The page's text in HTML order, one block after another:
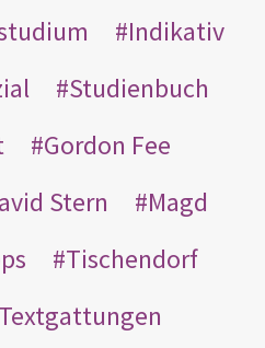
Indikativ
Studienbuch
Gordon Fee
Stern
Magd
Tischendorf
Textgattungen